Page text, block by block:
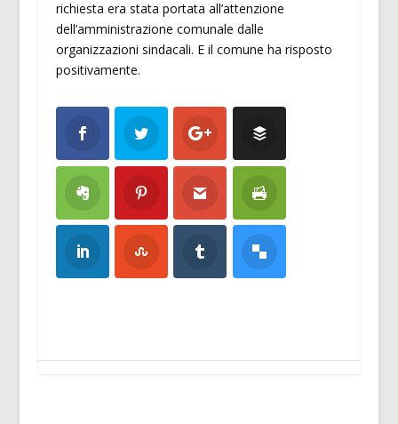
richiesta era stata portata all’attenzione
dell’amministrazione comunale dalle
organizzazioni sindacali. E il comune ha risposto
positivamente.